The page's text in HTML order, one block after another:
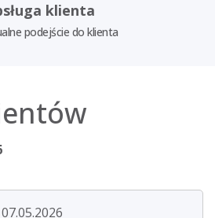
klienta
podejście do klienta